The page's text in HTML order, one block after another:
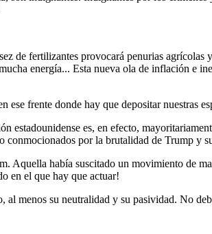
de fertilizantes provocará penurias
energía... Esta nueva ola de inflación e
frente donde hay que depositar nuestras
estadounidense es, en efecto,
por la brutalidad de Trump y
Aquella había suscitado un movimiento de
en el que hay que actuar!
menos su neutralidad y su pasividad. No